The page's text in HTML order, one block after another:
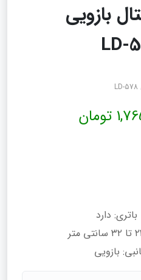
بازویی
تومان
دارد
بازویی